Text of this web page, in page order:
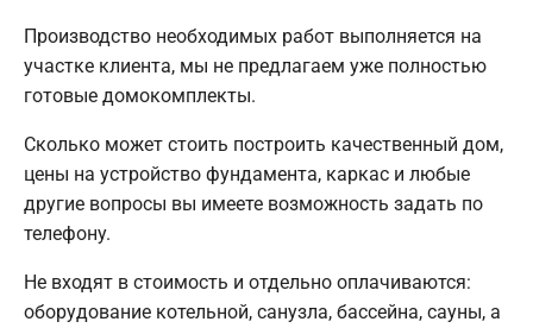
Производство необходимых работ выполняется на
участке клиента, мы не предлагаем уже полностью
готовые домокомплекты.
Сколько может стоить построить качественный дом,
цены на устройство фундамента, каркас и любые
другие вопросы вы имеете возможность задать по
телефону.
Не входят в стоимость и отдельно оплачиваются:
оборудование котельной, санузла, бассейна, сауны, а